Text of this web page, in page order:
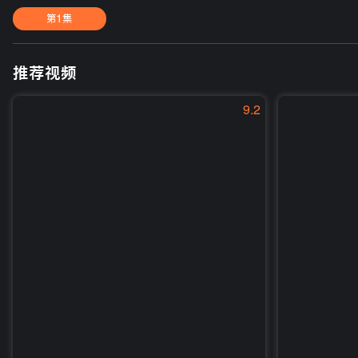
第1集
推荐视频
9.2